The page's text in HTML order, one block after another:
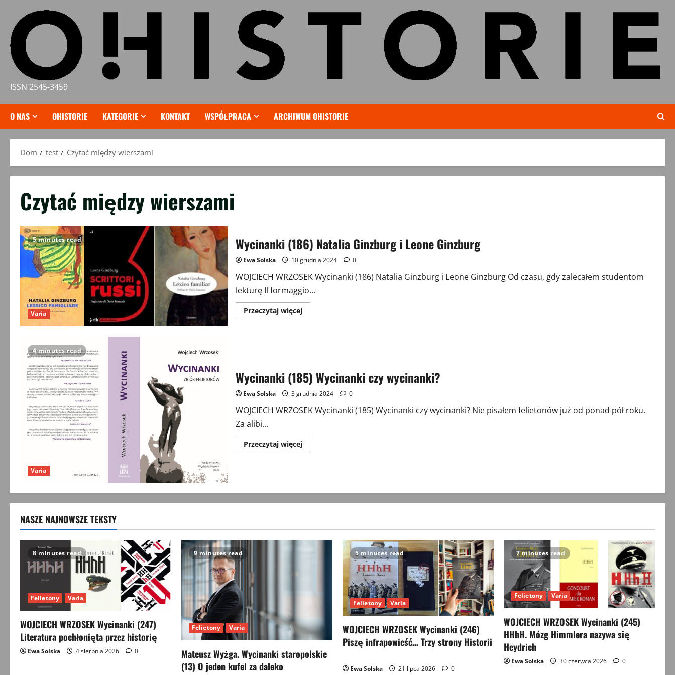
treści
ISSN 2545-3459
O NAS OHISTORIE KATEGORIE KONTAKT WSPÓŁPRACA ARCHIWUM OHISTORIE
Dom test Czytać między wierszami
Czytać między wierszami
5 minutes read
Varia
Wycinanki (186) Natalia Ginzburg i Leone Ginzburg
Ewa Solska 10 grudnia 2024 0
WOJCIECH WRZOSEK Wycinanki (186) Natalia Ginzburg i Leone Ginzburg Od czasu, gdy zalecałem studentom
lekturę Il formaggio...
Przeczytaj więcejPrzeczytaj
więcej
Ginzburg
4 minutes read
Varia
Wycinanki (185) Wycinanki czy wycinanki?
Ewa Solska 3 grudnia 2024 0
WOJCIECH WRZOSEK Wycinanki (185) Wycinanki czy wycinanki? Nie pisałem felietonów już od ponad pół roku.
Za alibi...
Przeczytaj więcejPrzeczytaj
więcej
wycinanki?
NASZE NAJNOWSZE TEKSTY
8 minutes read
Felietony Varia
WOJCIECH WRZOSEK Wycinanki (247)
Literatura pochłonięta przez historię
Ewa Solska 4 sierpnia 2026 0
9 minutes read
Felietony Varia
Mateusz Wyżga. Wycinanki staropolskie
(13) O jeden kufel za daleko
5 minutes read
Felietony Varia
WOJCIECH WRZOSEK Wycinanki (246)
Piszę infrapowieść… Trzy strony Historii
Ewa Solska 21 lipca 2026 0
7 minutes read
Felietony Varia
WOJCIECH WRZOSEK Wycinanki (245)
HHhH. Mózg Himmlera nazywa się
Heydrich
Ewa Solska 30 czerwca 2026 0